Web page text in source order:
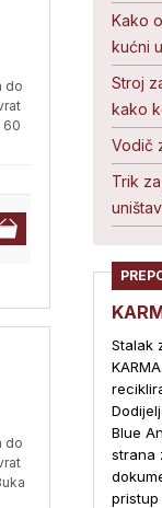
do
60
do
Kako
kućni
Stroj
kako
Vodič
Trik
Stalak
Blue
strana
pristup